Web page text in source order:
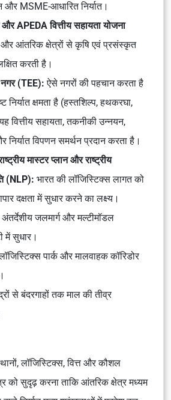
और MSME-आधारित निर्यात।
और APEDA वित्तीय सहायता योजना
और आंतरिक क्षेत्रों से कृषि एवं प्रसंस्कृत
करती है।
नगर (TEE): ऐसे नगरों की पहचान करता है
निर्यात क्षमता है (हस्तशिल्प, हथकरघा,
वित्तीय सहायता, तकनीकी उन्नयन,
विपणन समर्थन प्रदान करता है।
मास्टर प्लान और राष्ट्रीय
(NLP): भारत की लॉजिस्टिक्स लागत को
दक्षता में सुधार करने का लक्ष्य।
जलमार्ग और मल्टीमॉडल
में सुधार।
लॉजिस्टिक्स पार्क और मालवाहक कॉरिडोर
से बंदरगाहों तक माल की तीव्र
लॉजिस्टिक्स, वित्त और कौशल
को सुदृढ़ करना ताकि आंतरिक क्षेत्र मध्यम